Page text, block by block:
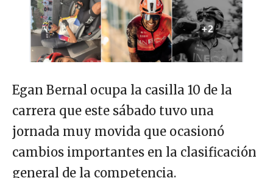
Egan Bernal ocupa la casilla 10 de la
carrera que este sábado tuvo una
jornada muy movida que ocasionó
cambios importantes en la clasificación
general de la competencia.